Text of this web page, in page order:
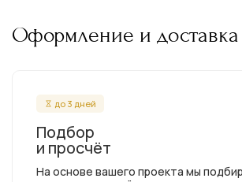
Оформление и доставка
до 3 дней
Подбор
и просчёт
На основе вашего проекта мы